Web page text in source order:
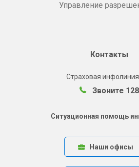
Управление
Контакты
Страховая
Звоните 128
Ситуационная помощь
Наши офисы